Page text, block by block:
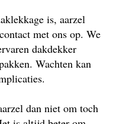
is, aarzel
met ons op. We
dakdekker
Wachten kan
dan niet om toch